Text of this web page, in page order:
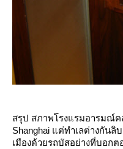
สรุป สภาพโรงแรมอารมณ์ค
Shanghai แต่ทำเลต่างกันลิ
เมืองด้วยรถบัสอย่างที่บอก